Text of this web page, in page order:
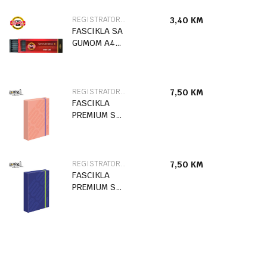
REGISTRATORI I FASCIKLE
FASCIKLA SA
GUMOM A4
3,40 KM
REGISTRATORI I FASCIKLE
FASCIKLA
PREMIUM SA
7,50 KM
REGISTRATORI I FASCIKLE
FASCIKLA
PREMIUM SA
7,50 KM